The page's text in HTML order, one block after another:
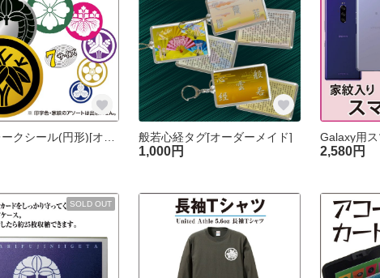
家紋フレークシール(円形)[オーダーメイド] 般若心経タグ[オーダーメイド]
1,000円 2,580円
SOLD OUT